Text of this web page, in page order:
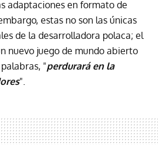
adaptaciones en formato de
estas no son las únicas
de la desarrolladora polaca; el
nuevo juego de mundo abierto
"perdurará en la
".